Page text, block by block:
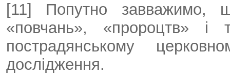
[11] Попутно завважимо,
«повчань», «пророцтв»
пострадянському
дослідження.